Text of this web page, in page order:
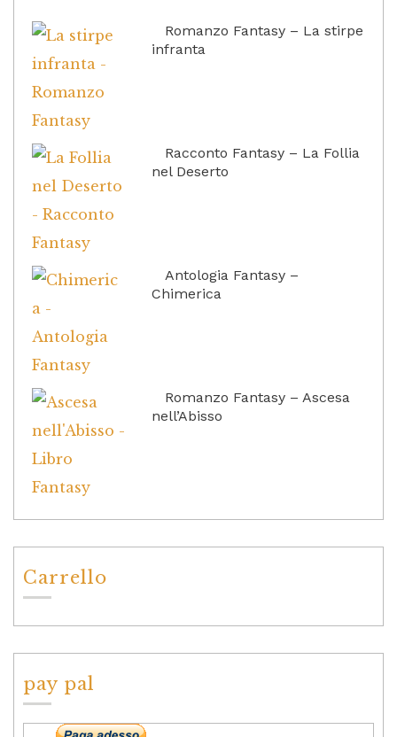
Romanzo Fantasy – La stirpe
infranta
Racconto Fantasy – La Follia
nel Deserto
Antologia Fantasy –
Chimerica
Romanzo Fantasy – Ascesa
nell’Abisso
Carrello
pay pal